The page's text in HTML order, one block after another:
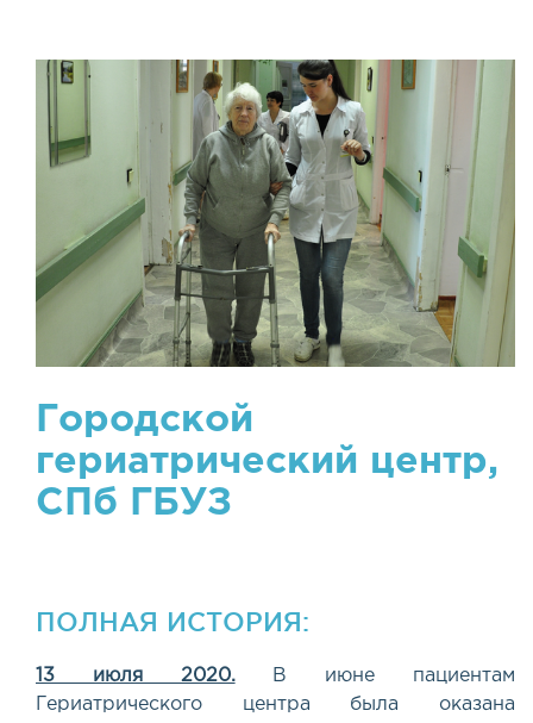
Городской
гериатрический центр,
СПб ГБУЗ
ПОЛНАЯ ИСТОРИЯ:
13 июля 2020.В июне пациентам
Гериатрического центра была оказана